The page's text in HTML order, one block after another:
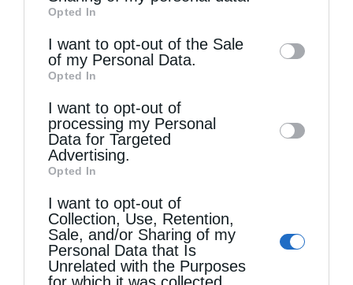
of downstream participants. This
information may also be disclosed by us to
third parties on theIAB’s List of
Downstream Participants
disclose it to other third parties.
Opted In
I want to opt-out of the Sale
of my Personal Data.
Opted In
I want to opt-out of
processing my Personal
Data for Targeted
Advertising.
Opted In
I want to opt-out of
Collection, Use, Retention,
Sale, and/or Sharing of my
Personal Data that Is
Unrelated with the Purposes
for which it was collected.
Τελευταία άρθρα
Η LEROY MERLIN στηρίζει τον Ελληνικό Ερυθρό
Σταυρό με δωρεά επιχειρησιακού εξοπλισμού για
την αντιμετώπιση των καταστροφικών
Η “Κιβωτός της Ορθοδοξίας” σε όλα τα περίπτερα